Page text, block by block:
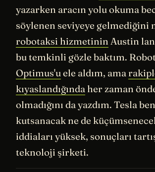
yazarken aracın yolu okuma
söylenen seviyeye gelmediğini
robotaksi hizmetinin Austin
bu temkinli gözle baktım.
Optimus'uele aldım, ama
kıyaslandığında her zaman
olmadığını da yazdım. Tesla
kutsanacak ne de
iddiaları yüksek, sonuçları
teknoloji şirketi.